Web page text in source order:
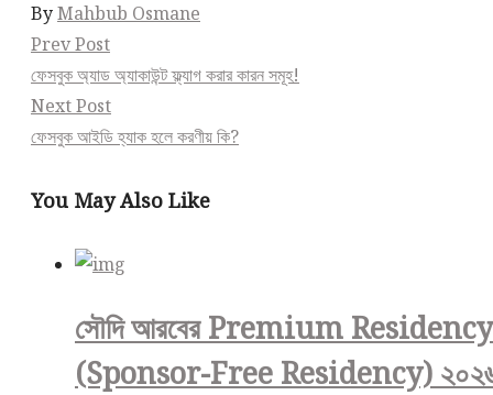
ByMahbub Osmane
Post
navigation
Prev Post
ফেসবুক অ্যাড অ্যাকাউন্ট ফ্ল্যাগ করার কারন সমূহ!
Next Post
ফেসবুক আইডি হ্যাক হলে করণীয় কি?
You May Also Like
সৌদি আরবের Premium Residency
(Sponsor-Free Residency)